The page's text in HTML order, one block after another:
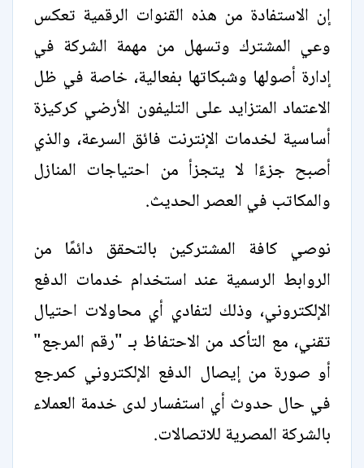
إن الاستفادة من هذه القنوات الرقمية تعكس
وعي المشترك وتسهل من مهمة الشركة في
إدارة أصولها وشبكاتها بفعالية، خاصة في ظل
الاعتماد المتزايد على التليفون الأرضي كركيزة
أساسية لخدمات الإنترنت فائق السرعة، والذي
أصبح جزءًا لا يتجزأ من احتياجات المنازل
والمكاتب في العصر الحديث.
نوصي كافة المشتركين بالتحقق دائمًا من
الروابط الرسمية عند استخدام خدمات الدفع
الإلكتروني، وذلك لتفادي أي محاولات احتيال
تقني، مع التأكد من الاحتفاظ بـ "رقم المرجع"
أو صورة من إيصال الدفع الإلكتروني كمرجع
في حال حدوث أي استفسار لدى خدمة العملاء
بالشركة المصرية للاتصالات.